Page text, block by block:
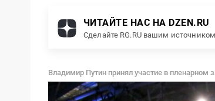
ЧИТАЙТЕ НАС НА DZEN.RU
Сделайте RG.RU вашим
Владимир Путин принял участие в пленарном